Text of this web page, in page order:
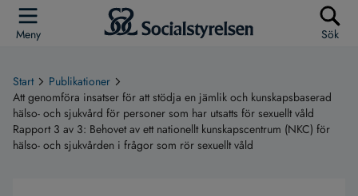
Meny Sök
Start
Publikationer
Att genomföra insatser för att stödja en jämlik och kunskapsbaserad
hälso- och sjukvård för personer som har utsatts för sexuellt våld
Rapport 3 av 3: Behovet av ett nationellt kunskapscentrum (NKC) för
hälso- och sjukvården i frågor som rör sexuellt våld